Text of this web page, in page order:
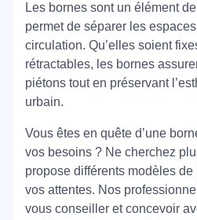
Les bornes sont un élément
permet de séparer les
circulation. Qu’elles soient
rétractables, les bornes
piétons tout en préservant
urbain.
Vous êtes en quête d’une
vos besoins ? Ne cherchez
propose différents modèles
vos attentes. Nos
vous conseiller et concevoir